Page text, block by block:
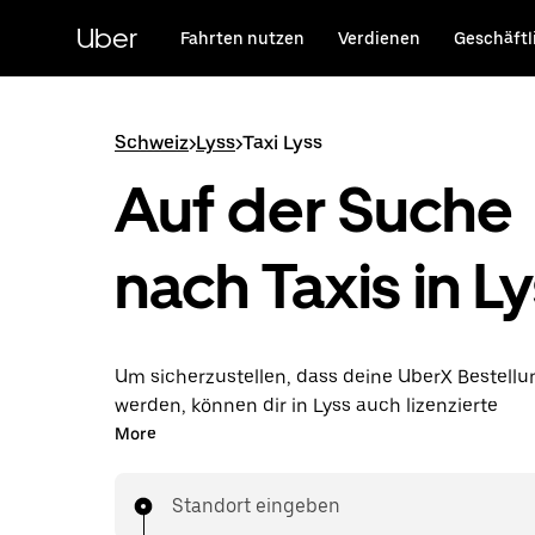
HauptinhaltUber Fahrten nutzen Verdienen
Schweiz>Lyss>Taxi Lyss
Auf der Suche
nach Taxis in
Um sicherzustellen, dass deine UberX
werden, können dir in Lyss auch lizenzierte
Taxifahrer*innen zugewiesen werden. In
dieselben erschwinglichen Preise, die du von
kennst, während du mit einem Taxi an dein Ziel
More
Standort eingeben